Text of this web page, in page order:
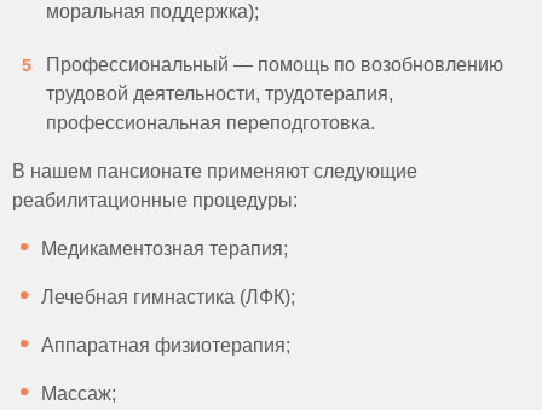
моральная поддержка);
Профессиональный — помощь по возобновлению
трудовой деятельности, трудотерапия,
профессиональная переподготовка.
В нашем пансионате применяют следующие
реабилитационные процедуры:
Медикаментозная терапия;
Лечебная гимнастика (ЛФК);
Аппаратная физиотерапия;
Массаж;